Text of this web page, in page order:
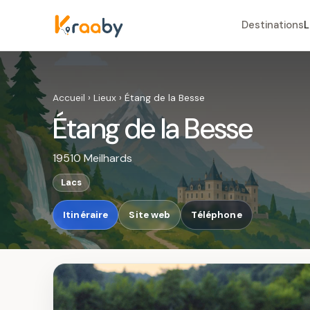
Destinations
Accueil › Lieux › Étang de la Besse
Étang de la Besse
19510 Meilhards
Lacs
Itinéraire Site web Téléphone